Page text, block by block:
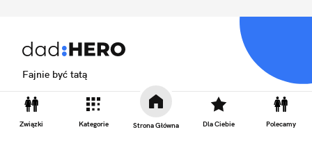
Związki Kategorie Strona Główna Dla Ciebie Polecamy
Fajnie być tatą
Biuro reklamy